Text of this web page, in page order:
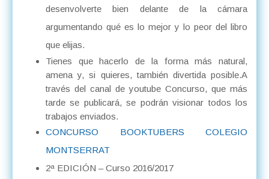
desenvolverte bien delante de la cámara
argumentando qué es lo mejor y lo peor del libro
que elijas.
Tienes que hacerlo de la forma más natural,
amena y, si quieres, también divertida posible.A
través del canal de youtube Concurso, que más
tarde se publicará, se podrán visionar todos los
trabajos enviados.
CONCURSO BOOKTUBERS COLEGIO
MONTSERRAT
2ª EDICIÓN – Curso 2016/2017